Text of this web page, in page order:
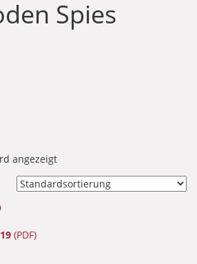
Spies
angezeigt
(PDF)